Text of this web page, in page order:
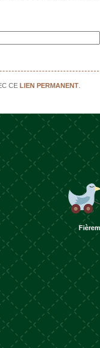
CELIEN PERMANENT
les